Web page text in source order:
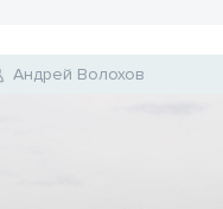
Андрей Волохов